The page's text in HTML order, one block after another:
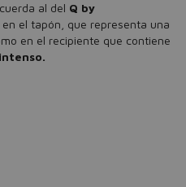
al del Q by
el tapón, que representa una
en el recipiente que contiene